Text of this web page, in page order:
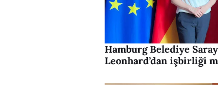
Hamburg Belediye
Leonhard’dan işbirliği